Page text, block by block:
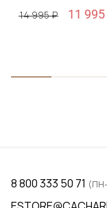
14 995 ₽
11
8 800 333 50 71